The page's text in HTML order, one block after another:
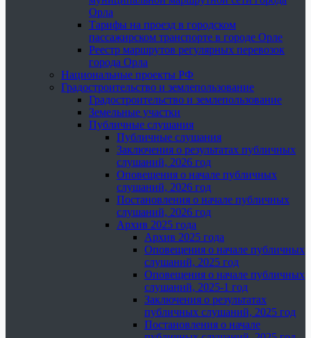
Орла
Тарифы на проезд в городском
пассажирском транспорте в городе Орле
Реестр маршрутов регулярных перевозок
города Орла
Национальные проекты РФ
Градостроительство и землепользование
Градостроительство и землепользование
Земельные участки
Публичные слушания
Публичные слушания
Заключения о результатах публичных
слушаний, 2026 год
Оповещения о начале публичных
слушаний, 2026 год
Постановления о начале публичных
слушаний, 2026 год
Архив 2025 года
Архив 2025 года
Оповещения о начале публичных
слушаний, 2025 год
Оповещения о начале публичных
слушаний, 2025-1 год
Заключения о результатах
публичных слушаний, 2025 год
Постановления о начале